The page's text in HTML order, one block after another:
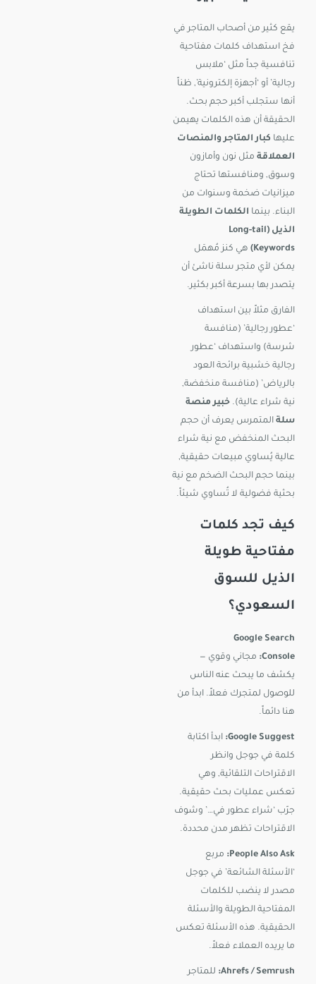
يقع كثير من أصحاب المتاجر في
فخ استهداف كلمات مفتاحية
تنافسية جداً مثل ‘ملابس
رجالية’ أو ‘أجهزة إلكترونية’, ظناً
أنها ستجلب أكبر حجم بحث.
الحقيقة أن هذه الكلمات يهيمن
عليها كبار المتاجر والمنصات
العملاقة مثل نون وأمازون
وسوق, ومنافستها تحتاج
ميزانيات ضخمة وسنوات من
البناء. بينما الكلمات الطويلة
الذيل (Long-tail
Keywords)
هي كنز مُهمَل
يمكن لأي متجر سلة ناشئ أن
يتصدر بها بسرعة أكبر بكثير.
الفارق مثلاً بين استهداف
‘عطور رجالية’ (منافسة
شرسة) واستهداف ‘عطور
رجالية خشبية برائحة العود
بالرياض’ (منافسة منخفضة,
نية شراء عالية). خبير منصة
سلة المتمرس يعرف أن حجم
البحث المنخفض مع نية شراء
عالية يُساوي مبيعات حقيقية,
بينما حجم البحث الضخم مع نية
بحثية فضولية لا تُساوي شيئاً.
كيف تجد كلمات
مفتاحية طويلة
الذيل للسوق
السعودي؟
Google Search
Console: مجاني وقوي —
يكشف ما يبحث عنه الناس
للوصول لمتجرك فعلاً. ابدأ من
هنا دائماً.
Google Suggest: ابدأ اكتابة
كلمة في جوجل وانظر
الاقتراحات التلقائية, وهي
تعكس عمليات بحث حقيقية.
جرّب ‘شراء عطور في…’ وشوف
الاقتراحات تظهر مدن محددة.
People Also Ask:
مربع
‘الأسئلة الشائعة’ في جوجل
مصدر لا ينضب للكلمات
المفتاحية الطويلة والأسئلة
الحقيقية. هذه الأسئلة تعكس
ما يريده العملاء فعلاً.
Ahrefs / Semrush: للمتاجر